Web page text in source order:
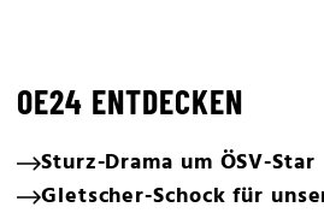
OE24 ENTDECKEN
Sturz-Drama um ÖSV-Star
Gletscher-Schock für